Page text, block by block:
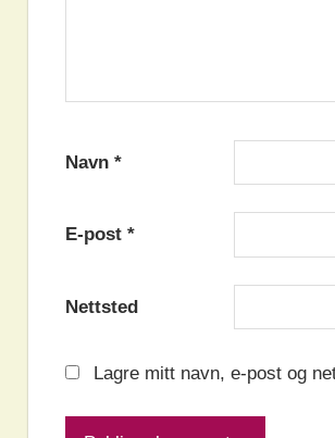
Navn *
E-post *
Nettsted
Lagre mitt navn, e-post og